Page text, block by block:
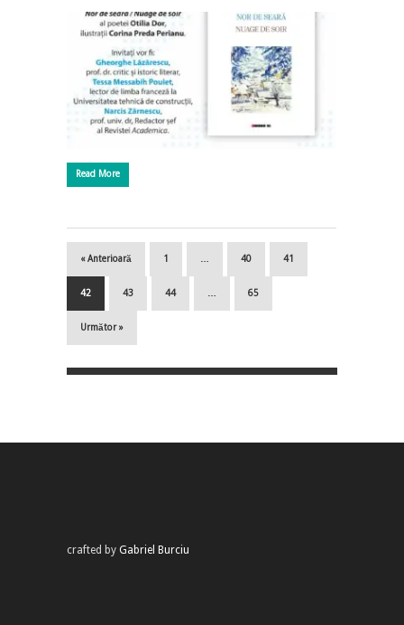
Read More
« Anterioară 1 … 40 41
42 43 44 … 65
Următor »
crafted by Gabriel Burciu